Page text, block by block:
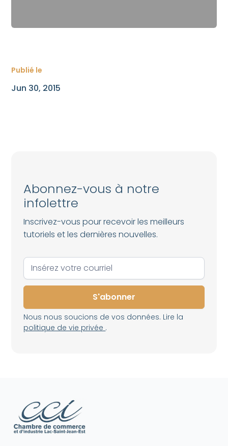
Publié le
Jun 30, 2015
Abonnez-vous à notre
infolettre
Inscrivez-vous pour recevoir les meilleurs
tutoriels et les dernières nouvelles.
Nous nous soucions de vos données. Lire la
politique de vie privée .